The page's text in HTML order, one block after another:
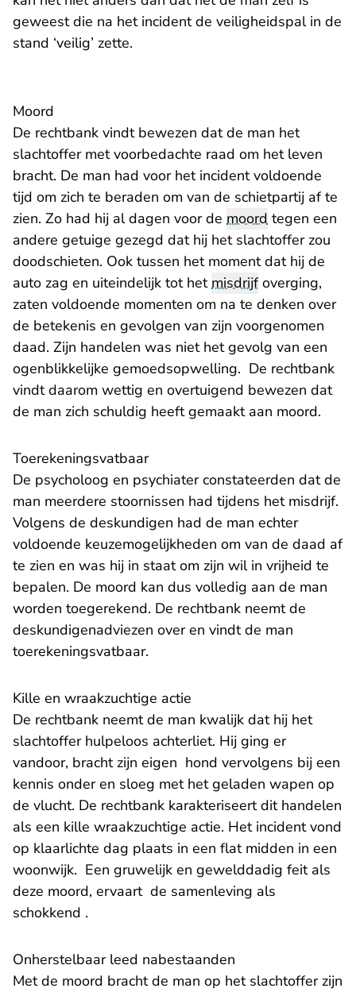
geweest die na het incident de veiligheidspal in de
stand ‘veilig’ zette.
Moord
De rechtbank vindt bewezen dat de man het
slachtoffer met voorbedachte raad om het leven
bracht. De man had voor het incident voldoende
tijd om zich te beraden om van de schietpartij af te
zien. Zo had hij al dagen voor de moord tegen een
andere getuige gezegd dat hij het slachtoffer zou
doodschieten. Ook tussen het moment dat hij de
auto zag en uiteindelijk tot hetmisdrijfoverging,
zaten voldoende momenten om na te denken over
de betekenis en gevolgen van zijn voorgenomen
daad. Zijn handelen was niet het gevolg van een
ogenblikkelijke gemoedsopwelling. De rechtbank
vindt daarom wettig en overtuigend bewezen dat
de man zich schuldig heeft gemaakt aan moord.
Toerekeningsvatbaar
De psycholoog en psychiater constateerden dat de
man meerdere stoornissen had tijdens het misdrijf.
Volgens de deskundigen had de man echter
voldoende keuzemogelijkheden om van de daad af
te zien en was hij in staat om zijn wil in vrijheid te
bepalen. De moord kan dus volledig aan de man
worden toegerekend. De rechtbank neemt de
deskundigenadviezen over en vindt de man
toerekeningsvatbaar.
Kille en wraakzuchtige actie
De rechtbank neemt de man kwalijk dat hij het
slachtoffer hulpeloos achterliet. Hij ging er
vandoor, bracht zijn eigen hond vervolgens bij een
kennis onder en sloeg met het geladen wapen op
de vlucht. De rechtbank karakteriseert dit handelen
als een kille wraakzuchtige actie. Het incident vond
op klaarlichte dag plaats in een flat midden in een
woonwijk. Een gruwelijk en gewelddadig feit als
deze moord, ervaart de samenleving als
schokkend .
Onherstelbaar leed nabestaanden
Met de moord bracht de man op het slachtoffer zijn